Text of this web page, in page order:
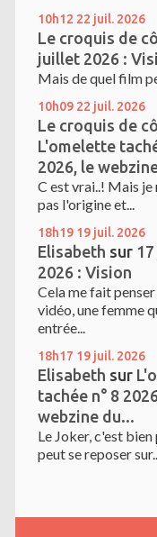
10h12 22 juil. 2026
Le croquis de
juillet 2026 :
Mais de quel film
10h09 22 juil. 2026
Le croquis de
L'omelette
2026, le
C est vrai..! Mais je
pas l'origine et...
18h19 19 juil. 2026
Elisabeth sur
2026 : Vision
Cela me fait penser
vidéo, une femme
entrée...
18h17 19 juil. 2026
Elisabeth sur
tachée n° 8
webzine du...
Le Joker, c'est
peut se reposer